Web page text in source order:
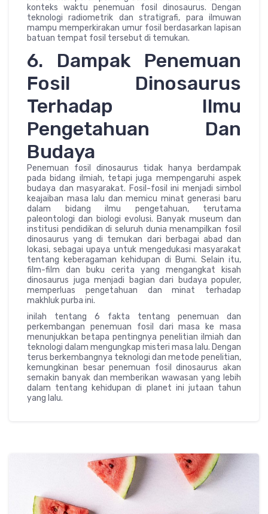
konteks waktu penemuan fosil dinosaurus. Dengan
teknologi radiometrik dan stratigrafi, para ilmuwan
mampu memperkirakan umur fosil berdasarkan lapisan
batuan tempat fosil tersebut di temukan.
6. Dampak Penemuan
Fosil Dinosaurus
Terhadap Ilmu
Pengetahuan Dan
Budaya
Penemuan fosil dinosaurus tidak hanya berdampak
pada bidang ilmiah, tetapi juga mempengaruhi aspek
budaya dan masyarakat. Fosil-fosil ini menjadi simbol
keajaiban masa lalu dan memicu minat generasi baru
dalam bidang ilmu pengetahuan, terutama
paleontologi dan biologi evolusi. Banyak museum dan
institusi pendidikan di seluruh dunia menampilkan fosil
dinosaurus yang di temukan dari berbagai abad dan
lokasi, sebagai upaya untuk mengedukasi masyarakat
tentang keberagaman kehidupan di Bumi. Selain itu,
film-film dan buku cerita yang mengangkat kisah
dinosaurus juga menjadi bagian dari budaya populer,
memperluas pengetahuan dan minat terhadap
makhluk purba ini.
inilah tentang 6 fakta tentang penemuan dan
perkembangan penemuan fosil dari masa ke masa
menunjukkan betapa pentingnya penelitian ilmiah dan
teknologi dalam mengungkap misteri masa lalu. Dengan
terus berkembangnya teknologi dan metode penelitian,
kemungkinan besar penemuan fosil dinosaurus akan
semakin banyak dan memberikan wawasan yang lebih
dalam tentang kehidupan di planet ini jutaan tahun
yang lalu.